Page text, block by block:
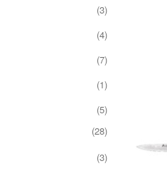
(3)
(4)
(7)
(1)
(5)
(28)
(3)